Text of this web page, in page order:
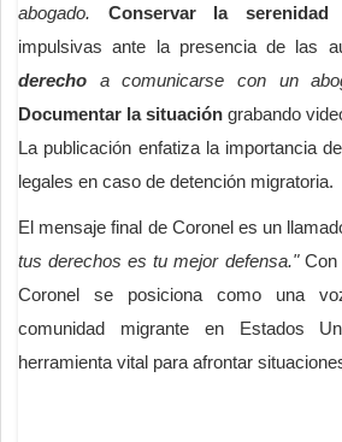
abogado.
Conservar la serenidad
impulsivas ante la presencia de las
derecho a comunicarse con un
Documentar la situación grabando
La publicación enfatiza la importancia
legales en caso de detención migratoria.
El mensaje final de Coronel es un
tus derechos es tu mejor defensa."Con
Coronel se posiciona como una
comunidad migrante en Estados
herramienta vital para afrontar